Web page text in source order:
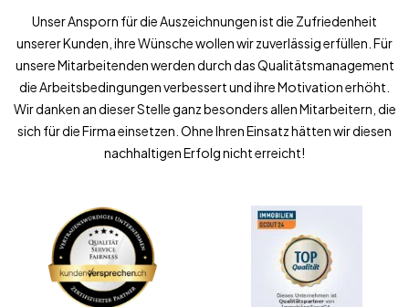
Unser Ansporn für die Auszeichnungen ist die Zufriedenheit
unserer Kunden, ihre Wünsche wollen wir zuverlässig erfüllen. Für
unsere Mitarbeitenden werden durch das Qualitätsmanagement
die Arbeitsbedingungen verbessert und ihre Motivation erhöht.
Wir danken an dieser Stelle ganz besonders allen Mitarbeitern, die
sich für die Firma einsetzen. Ohne Ihren Einsatz hätten wir diesen
nachhaltigen Erfolg nicht erreicht!